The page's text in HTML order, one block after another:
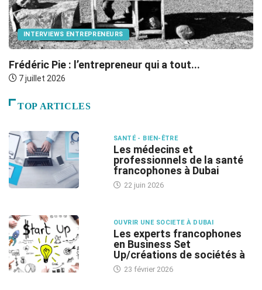
INTERVIEWS ENTREPRENEURS
Frédéric Pie : l’entrepreneur qui a tout...
7 juillet 2026
TOP ARTICLES
SANTÉ - BIEN-ÊTRE
Les médecins et
professionnels de la santé
francophones à Dubai
22 juin 2026
OUVRIR UNE SOCIETE À DUBAI
Les experts francophones
en Business Set
Up/créations de sociétés à
23 février 2026